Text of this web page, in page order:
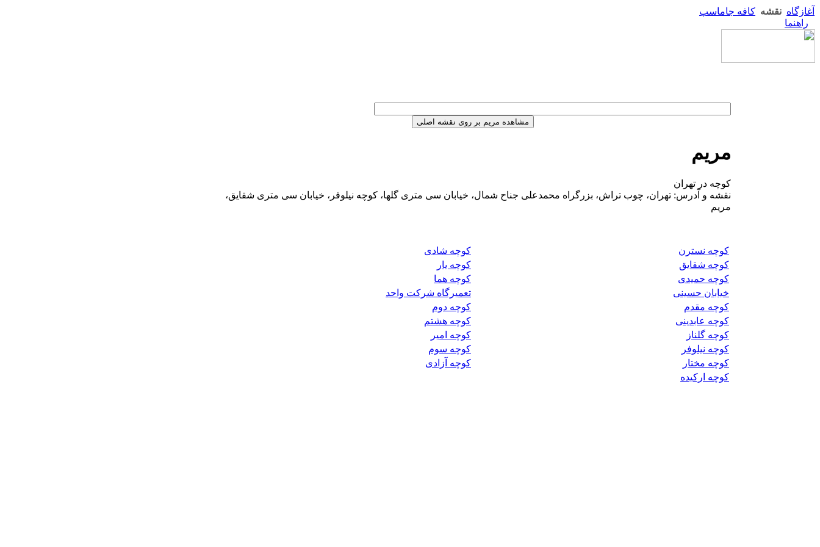
آغازگاه نقشه کافه جاماسپ
راهنما
مریم
کوچه در تهران
نقشه و آدرس: تهران، چوب تراش، بزرگراه محمدعلی جناح شمال، خیابان سی متری گلها، کوچه نیلوفر، خیابان سی متری شقایق،
مریم
کوچه نسترن
کوچه شادی
کوچه شقایق
کوچه یار
کوچه حمیدی
کوچه هما
خیابان حسینی
تعمیرگاه شرکت واحد
کوچه مقدم
کوچه دوم
کوچه عابدینی
کوچه هشتم
کوچه گلناز
کوچه امیر
کوچه نیلوفر
کوچه سوم
کوچه مختار
کوچه آزادی
کوچه ارکیده